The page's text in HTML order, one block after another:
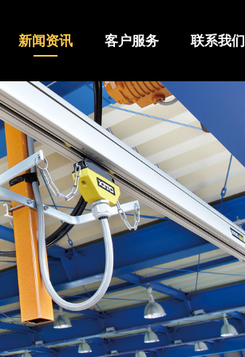
新闻资讯 客户服务 联系我们